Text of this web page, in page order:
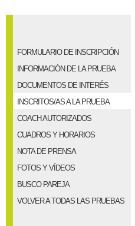
FORMULARIO DE INSCRIPCIÓN
INFORMACIÓN DE LA PRUEBA
DOCUMENTOS DE INTERÉS
INSCRITOS/AS A LA PRUEBA
COACH AUTORIZADOS
CUADROS Y HORARIOS
NOTA DE PRENSA
FOTOS Y VÍDEOS
BUSCO PAREJA
VOLVER A TODAS LAS PRUEBAS